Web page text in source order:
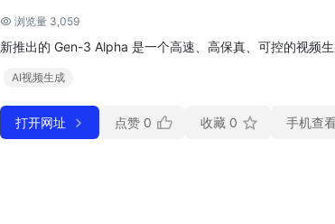
浏览量 3,059
新推出的 Gen-3 Alpha 是一个高速、高保真、可控的视频
AI视频生成
打开网址 点赞 0 收藏 0 手机查